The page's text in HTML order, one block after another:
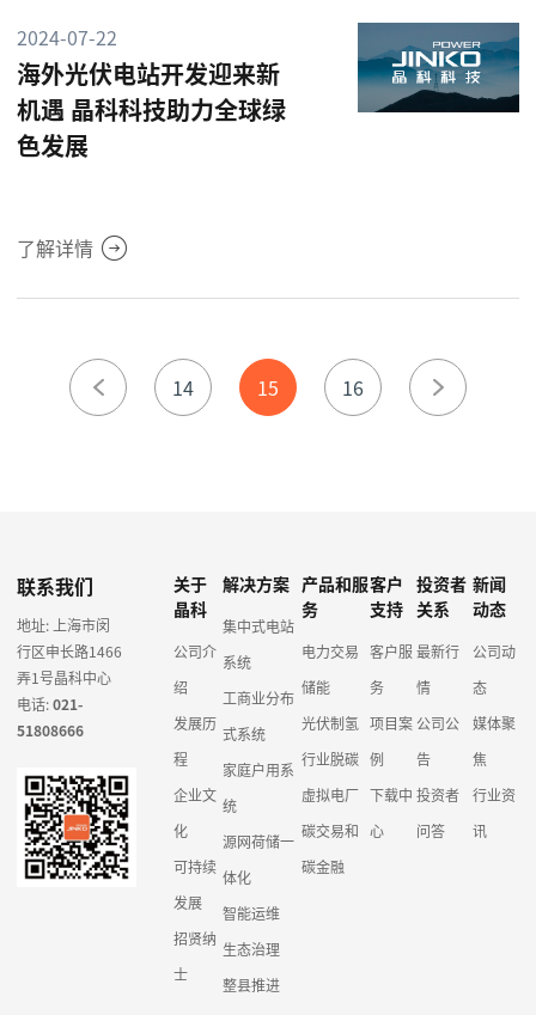
2024-07-22
海外光伏电站开发迎来新
机遇 晶科科技助力全球绿
色发展
了解详情
14 15 16
联系我们
地址: 上海市闵
行区申长路1466
弄1号晶科中心
电话:021-
51808666
关于
晶科
公司介
绍
发展历
程
企业文
化
可持续
发展
招贤纳
士
解决方案
集中式电站
系统
工商业分布
式系统
家庭户用系
统
源网荷储一
体化
智能运维
生态治理
整县推进
产品和服
务
电力交易
储能
光伏制氢
行业脱碳
虚拟电厂
碳交易和
碳金融
客户
支持
客户服
务
项目案
例
下载中
心
投资者
关系
最新行
情
公司公
告
投资者
问答
新闻
动态
公司动
态
媒体聚
焦
行业资
讯